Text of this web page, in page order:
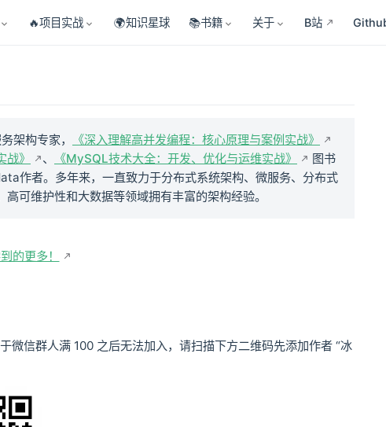
🔥项目实战 🌍知识星球 📚书籍 关于 B站
架构专家，
《深入理解高并发编程：核心原理与案例实战》
》 、 《MySQL技术大全：开发、优化与运维实战》
图书
作者。多年来，一直致力于分布式系统架构、微服务、分布式
可维护性和大数据等领域拥有丰富的架构经验。
的更多！
信群人满 100 之后无法加入，请扫描下方二维码先添加作者 “冰